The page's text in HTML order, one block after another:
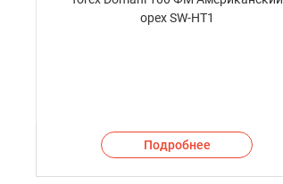
орех SW-HT1
Подробнее